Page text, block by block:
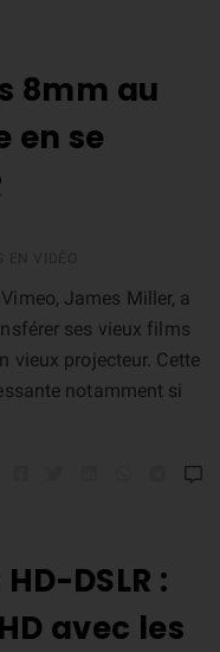
8mm au
en se
James Miller, a
ses vieux films
vieux projecteur. Cette
notamment si
DSLR :
avec les